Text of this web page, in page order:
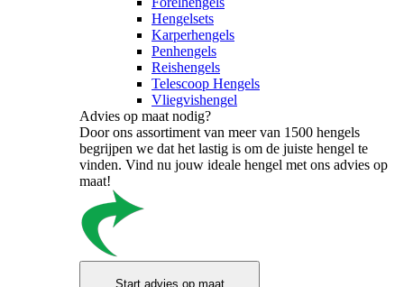
Hengelsets
Karperhengels
Penhengels
Reishengels
Telescoop Hengels
Vliegvishengel
Advies op maat nodig?
Door ons assortiment van meer van 1500 hengels
begrijpen we dat het lastig is om de juiste hengel te
vinden. Vind nu jouw ideale hengel met ons advies op
maat!